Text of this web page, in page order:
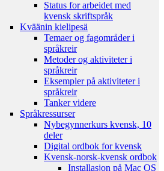
Status for arbeidet med
kvensk skriftspråk
Kväänin kielipesä
Temaer og fagområder i
språkreir
Metoder og aktiviteter i
språkreir
Eksempler på aktiviteter i
språkreir
Tanker videre
Språkressurser
Nybegynnerkurs kvensk, 10
deler
Digital ordbok for kvensk
Kvensk-norsk-kvensk ordbok
Installasjon på Mac OS